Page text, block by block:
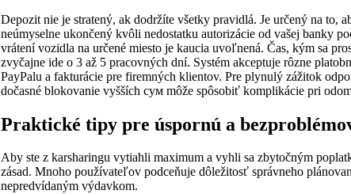
Depozit nie je stratený, ak dodržíte všetky pravidlá. Je určený na to,
neúmyselne ukončený kvôli nedostatku autorizácie od vašej banky
vrátení vozidla na určené miesto je kaucia uvoľnená. Čas, kým sa
zvyčajne ide o 3 až 5 pracovných dní. Systém akceptuje rôzne
PayPalu a fakturácie pre firemných klientov. Pre plynulý zážitok
dočasné blokovanie vyšších сум môže spôsobiť komplikácie pri
Praktické tipy pre úspornú a
Aby ste z karsharingu vytiahli maximum a vyhli sa zbytočným
zásad. Mnoho používateľov podceňuje dôležitosť správneho
nepredvídaným výdavkom.